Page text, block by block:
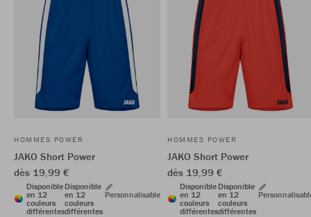
HOMMES POWER
JAKO Short Power
dès 19,99 €
Disponible
en 12
couleurs
différentes
Disponible
en 12
couleurs
différentes
Personnalisable
HOMMES POWER
JAKO Short Power
dès 19,99 €
Disponible
en 12
couleurs
différentes
Disponible
en 12
couleurs
différentes